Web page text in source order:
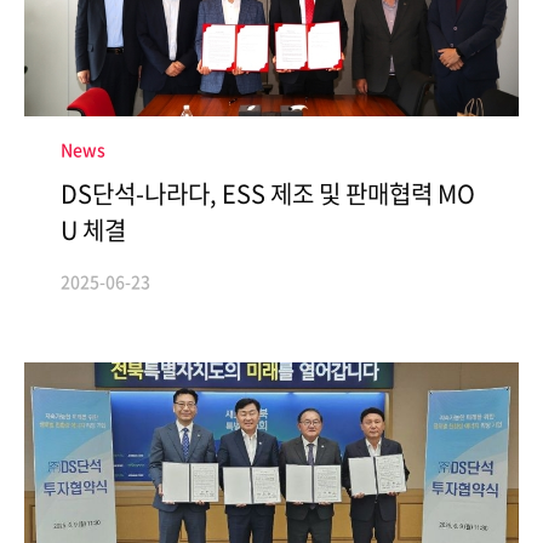
News
DS단석-나라다, ESS 제조 및 판매협력 MO
U 체결
2025-06-23